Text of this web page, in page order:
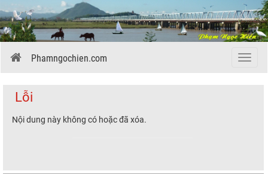
Menu
Phamngochien.com
Lỗi
Nội dung này không có hoặc đã xóa.